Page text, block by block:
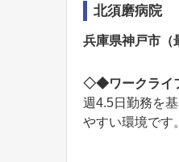
北須磨病院
兵庫県神戸市（
◇◆ワークライ
週4.5日勤務を
やすい環境です